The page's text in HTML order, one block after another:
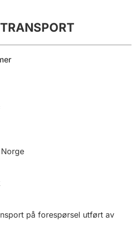
Norge
på forespørsel utført av